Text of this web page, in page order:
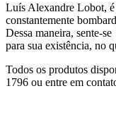
Luís Alexandre Lobot, é
constantemente
Dessa maneira, sente-
para sua existência, no
Todos os produtos
1796 ou entre em